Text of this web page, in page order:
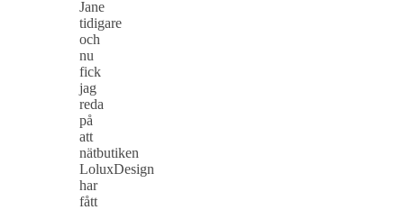
Jane
tidigare
och
nu
fick
jag
reda
på
att
nätbutiken
LoluxDesign
har
fått